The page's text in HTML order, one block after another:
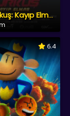
Aslan Hürkuş: Kayıp Elmas
6.4